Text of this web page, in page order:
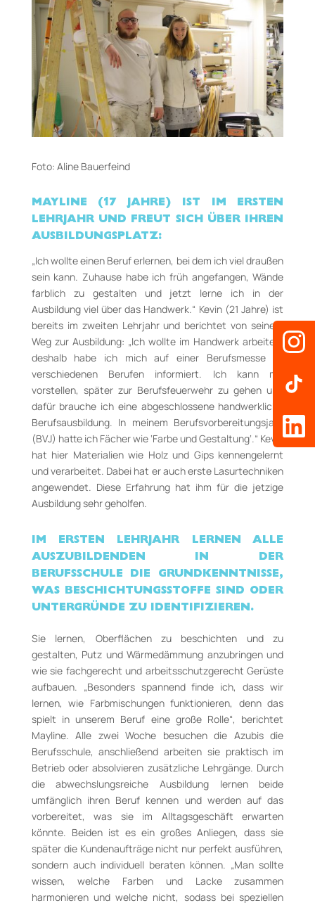
Foto: Aline Bauerfeind
MAYLINE (17 JAHRE) IST IM ERSTEN
LEHRJAHR UND FREUT SICH ÜBER IHREN
AUSBILDUNGSPLATZ:
„Ich wollte einen Beruf erlernen, bei dem ich viel draußen
sein kann. Zuhause habe ich früh angefangen, Wände
farblich zu gestalten und jetzt lerne ich in der
Ausbildung viel über das Handwerk.“ Kevin (21 Jahre) ist
bereits im zweiten Lehrjahr und berichtet von seinem
Weg zur Ausbildung: „Ich wollte im Handwerk arbeiten,
deshalb habe ich mich auf einer Berufsmesse zu
verschiedenen Berufen informiert. Ich kann mir
vorstellen, später zur Berufsfeuerwehr zu gehen und
dafür brauche ich eine abgeschlossene handwerkliche
Berufsausbildung. In meinem Berufsvorbereitungsjahr
(BVJ) hatte ich Fächer wie ‘Farbe und Gestaltung‘.“ Kevin
hat hier Materialien wie Holz und Gips kennengelernt
und verarbeitet. Dabei hat er auch erste Lasurtechniken
angewendet. Diese Erfahrung hat ihm für die jetzige
Ausbildung sehr geholfen.
IM ERSTEN LEHRJAHR LERNEN ALLE
AUSZUBILDENDEN IN DER
BERUFSSCHULE DIE GRUNDKENNTNISSE,
WAS BESCHICHTUNGSSTOFFE SIND ODER
UNTERGRÜNDE ZU IDENTIFIZIEREN.
Sie lernen, Oberflächen zu beschichten und zu
gestalten, Putz und Wärmedämmung anzubringen und
wie sie fachgerecht und arbeitsschutzgerecht Gerüste
aufbauen. „Besonders spannend finde ich, dass wir
lernen, wie Farbmischungen funktionieren, denn das
spielt in unserem Beruf eine große Rolle“, berichtet
Mayline. Alle zwei Woche besuchen die Azubis die
Berufsschule, anschließend arbeiten sie praktisch im
Betrieb oder absolvieren zusätzliche Lehrgänge. Durch
die abwechslungsreiche Ausbildung lernen beide
umfänglich ihren Beruf kennen und werden auf das
vorbereitet, was sie im Alltagsgeschäft erwarten
könnte. Beiden ist es ein großes Anliegen, dass sie
später die Kundenaufträge nicht nur perfekt ausführen,
sondern auch individuell beraten können. „Man sollte
wissen, welche Farben und Lacke zusammen
harmonieren und welche nicht, sodass bei speziellen